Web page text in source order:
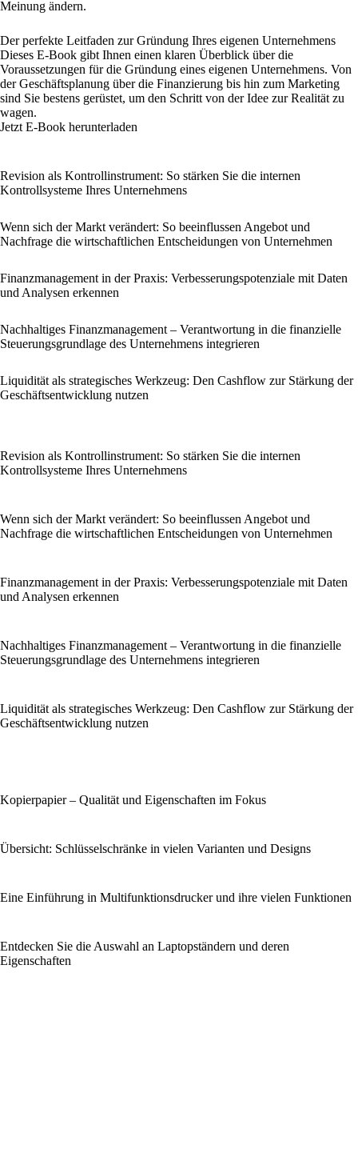
Meinung ändern.
Der perfekte Leitfaden zur Gründung Ihres eigenen Unternehmens
Dieses E-Book gibt Ihnen einen klaren Überblick über die
Voraussetzungen für die Gründung eines eigenen Unternehmens. Von
der Geschäftsplanung über die Finanzierung bis hin zum Marketing
sind Sie bestens gerüstet, um den Schritt von der Idee zur Realität zu
wagen.
Jetzt E-Book herunterladen
Revision als Kontrollinstrument: So stärken Sie die internen
Kontrollsysteme Ihres Unternehmens
Wenn sich der Markt verändert: So beeinflussen Angebot und
Nachfrage die wirtschaftlichen Entscheidungen von Unternehmen
Finanzmanagement in der Praxis: Verbesserungspotenziale mit Daten
und Analysen erkennen
Nachhaltiges Finanzmanagement – Verantwortung in die finanzielle
Steuerungsgrundlage des Unternehmens integrieren
Liquidität als strategisches Werkzeug: Den Cashflow zur Stärkung der
Geschäftsentwicklung nutzen
Revision als Kontrollinstrument: So stärken Sie die internen
Kontrollsysteme Ihres Unternehmens
Wenn sich der Markt verändert: So beeinflussen Angebot und
Nachfrage die wirtschaftlichen Entscheidungen von Unternehmen
Finanzmanagement in der Praxis: Verbesserungspotenziale mit Daten
und Analysen erkennen
Nachhaltiges Finanzmanagement – Verantwortung in die finanzielle
Steuerungsgrundlage des Unternehmens integrieren
Liquidität als strategisches Werkzeug: Den Cashflow zur Stärkung der
Geschäftsentwicklung nutzen
Kopierpapier – Qualität und Eigenschaften im Fokus
Übersicht: Schlüsselschränke in vielen Varianten und Designs
Eine Einführung in Multifunktionsdrucker und ihre vielen Funktionen
Entdecken Sie die Auswahl an Laptopständern und deren
Eigenschaften